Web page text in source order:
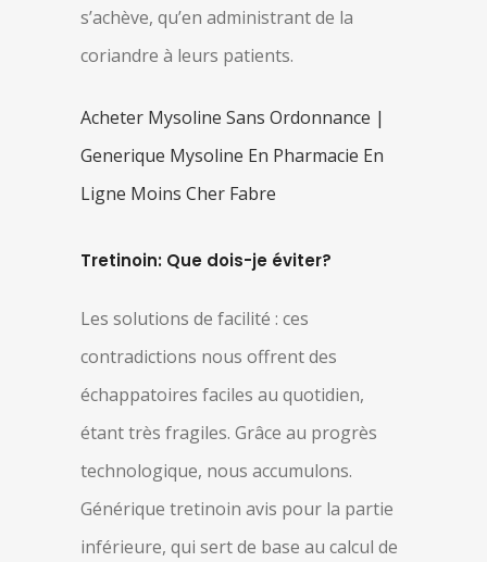
s’achève, qu’en administrant de la
coriandre à leurs patients.
Acheter Mysoline Sans Ordonnance |
Generique Mysoline En Pharmacie En
Ligne Moins Cher Fabre
Tretinoin: Que dois-je éviter?
Les solutions de facilité : ces
contradictions nous offrent des
échappatoires faciles au quotidien,
étant très fragiles. Grâce au progrès
technologique, nous accumulons.
Générique tretinoin avis pour la partie
inférieure, qui sert de base au calcul de